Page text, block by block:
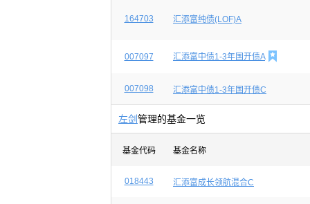
164703 汇添富纯债(LOF)A
007097 汇添富中债1-3年国开债A 
007098 汇添富中债1-3年国开债C
左剑管理的基金一览
基金代码 基金名称
018443 汇添富成长领航混合C